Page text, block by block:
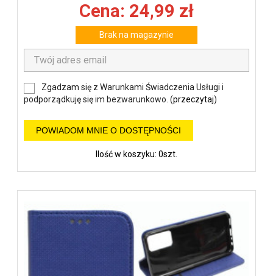
Cena: 24,99 zł
Brak na magazynie
Zgadzam się z Warunkami Świadczenia Usługi i
podporządkuję się im bezwarunkowo. (przeczytaj)
POWIADOM MNIE O DOSTĘPNOŚCI
Ilość w koszyku: 0szt.